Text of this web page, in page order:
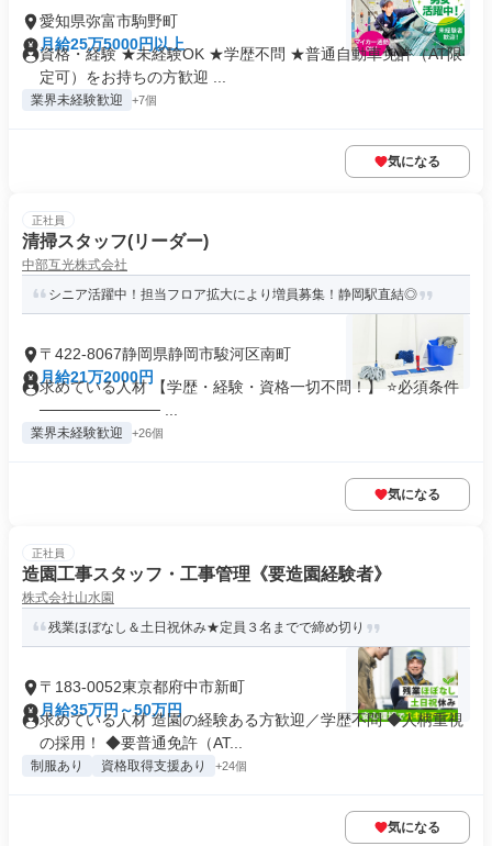
愛知県弥富市駒野町
月給25万5000円以上
資格・経験 ★未経験OK ★学歴不問 ★普通自動車免許（AT限
定可）をお持ちの方歓迎 ...
業界未経験歓迎 +7個
気になる
正社員
清掃スタッフ(リーダー)
中部互光株式会社
シニア活躍中！担当フロア拡大により増員募集！静岡駅直結◎
〒422-8067静岡県静岡市駿河区南町
月給21万2000円
求めている人材 【学歴・経験・資格一切不問！】 ⭐必須条件
─────────── ...
業界未経験歓迎 +26個
気になる
正社員
造園工事スタッフ・工事管理《要造園経験者》
株式会社山水園
残業ほぼなし＆土日祝休み★定員３名までで締め切り
〒183-0052東京都府中市新町
月給35万円～50万円
求めている人材 造園の経験ある方歓迎／学歴不問 ◆人柄重視
の採用！ ◆要普通免許（AT...
制服あり 資格取得支援あり +24個
気になる